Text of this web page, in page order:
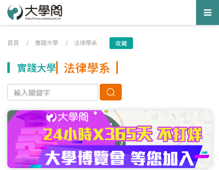
首頁 / 實踐大學 / 法律學系 收藏
實踐大學 法律學系